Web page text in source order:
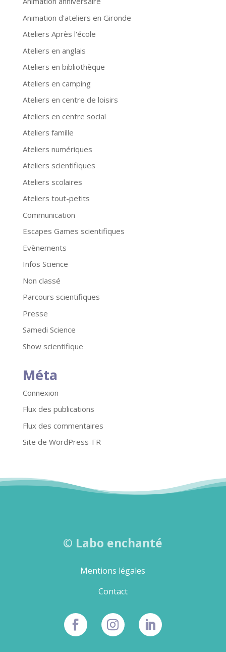
Animation d'ateliers en Gironde
Ateliers Après l'école
Ateliers en anglais
Ateliers en bibliothèque
Ateliers en camping
Ateliers en centre de loisirs
Ateliers en centre social
Ateliers famille
Ateliers numériques
Ateliers scientifiques
Ateliers scolaires
Ateliers tout-petits
Communication
Escapes Games scientifiques
Evènements
Infos Science
Non classé
Parcours scientifiques
Presse
Samedi Science
Show scientifique
Méta
Connexion
Flux des publications
Flux des commentaires
Site de WordPress-FR
© Labo enchanté
Mentions légales
Contact